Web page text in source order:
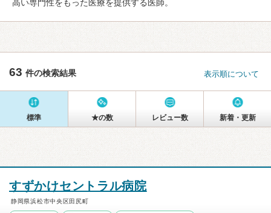
高い専門性をもった医療を提供する医師。
63 件の検索結果 表示順について
標準 ★の数 レビュー数 新着・更新
すずかけセントラル病院
静岡県浜松市中央区田尻町